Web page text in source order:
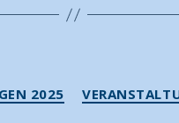
Kategorien
2025